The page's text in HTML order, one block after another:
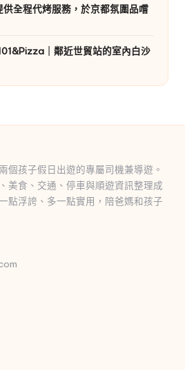
全程代烤服務，於京都氛圍品嚐
｜鄰近世貿站的室內白沙
個孩子假日出遊的專屬司機兼導遊。
美食、交通、停車與順遊資訊整理成
點浮誇、多一點實用，陪爸媽和孩子